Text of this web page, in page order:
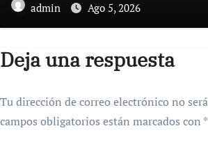
admin Ago 5, 2026
Deja una respuesta
Tu dirección de correo electrónico no
campos obligatorios están marcados con *